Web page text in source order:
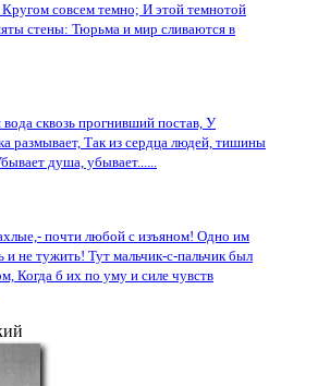
Кругом совсем темно; И этой темнотой
стены: Тюрьма и мир сливаются в
вода сквозь прогнивший постав, У
размывает, Так из сердца людей, тишины
душа, убывает......
почти любой с изъяном! Одно им
не тужить! Тут мальчик-с-пальчик был
Когда б их по уму и силе чувств